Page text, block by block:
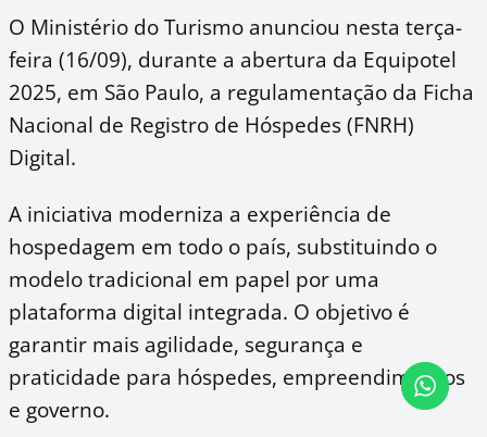
O Ministério do Turismo anunciou nesta terça-
feira (16/09), durante a abertura da Equipotel
2025, em São Paulo, a regulamentação da Ficha
Nacional de Registro de Hóspedes (FNRH)
Digital.
A iniciativa moderniza a experiência de
hospedagem em todo o país, substituindo o
modelo tradicional em papel por uma
plataforma digital integrada. O objetivo é
garantir mais agilidade, segurança e
praticidade para hóspedes, empreendimentos
e governo.